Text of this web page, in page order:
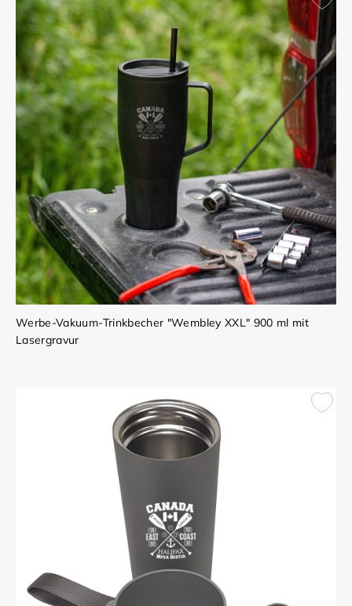
Werbe-Vakuum-Trinkbecher "Wembley XXL" 900 ml mit
Lasergravur